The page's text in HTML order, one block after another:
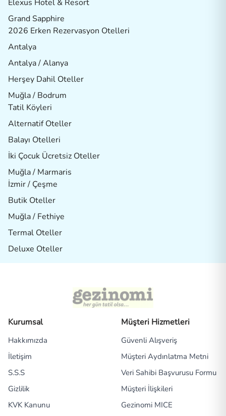
Elexus Hotel & Resort
Grand Sapphire
2026 Erken Rezervasyon Otelleri
Antalya
Antalya / Alanya
Herşey Dahil Oteller
Muğla / Bodrum
Tatil Köyleri
Alternatif Oteller
Balayı Otelleri
İki Çocuk Ücretsiz Oteller
Muğla / Marmaris
İzmir / Çeşme
Butik Oteller
Muğla / Fethiye
Termal Oteller
Deluxe Oteller
Kurumsal
Hakkımızda
İletişim
S.S.S
Gizlilik
KVK Kanunu
Müşteri Hizmetleri
Güvenli Alışveriş
Müşteri Aydınlatma Metni
Veri Sahibi Başvurusu Formu
Müşteri İlişkileri
Gezinomi MICE